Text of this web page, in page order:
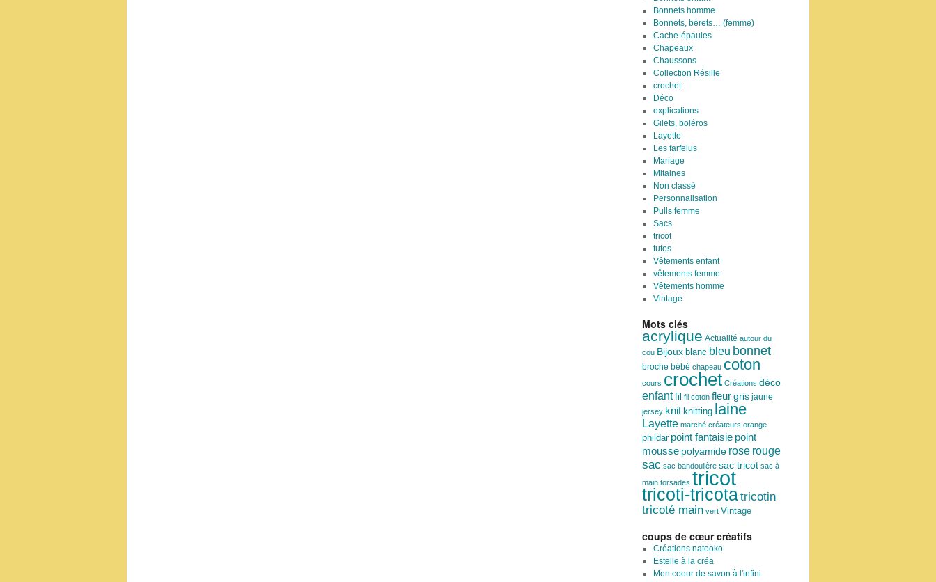
Bonnets homme
Bonnets, bérets… (femme)
Cache-épaules
Chapeaux
Chaussons
Collection Résille
crochet
Déco
explications
Gilets, boléros
Layette
Les farfelus
Mariage
Mitaines
Non classé
Personnalisation
Pulls femme
Sacs
tricot
tutos
Vêtements enfant
vêtements femme
Vêtements homme
Vintage
Mots clés
acrylique Actualité autour du
cou Bijoux blanc bleu bonnet
broche bébé chapeau coton
cours crochet Créations déco
enfant fil fil coton fleur gris jaune
jersey knit knitting laine
Layette marché créateurs orange
phildar point fantaisie point
mousse polyamide rose rouge
sac sac bandoulière sac tricot sac à
main torsades tricot
tricoti-tricotatricotin
tricoté main vert Vintage
coups de cœur créatifs
Créations natooko
Estelle à la créa
Mon coeur de savon à l'infini